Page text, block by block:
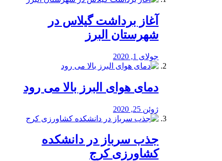
آغاز برداشت گیلاس در
شهرستان البرز
جولای 1, 2020
دمای هوای البرز بالا می رود
ژوئن 25, 2020
جذب سرباز در دانشکده
کشاورزی کرج